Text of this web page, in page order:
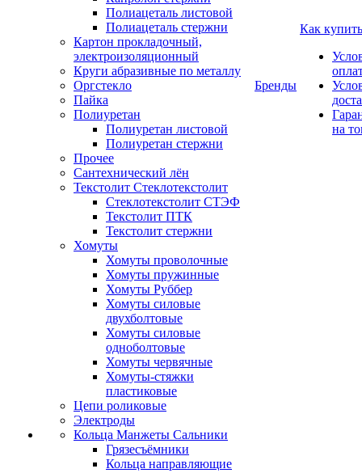
Полиацеталь листовой
Полиацеталь стержни
Картон прокладочный,
электроизоляционный
Круги абразивные по металлу
Оргстекло
Пайка
Полиуретан
Полиуретан листовой
Полиуретан стержни
Прочее
Сантехнический лён
Текстолит Стеклотекстолит
Стеклотекстолит СТЭФ
Текстолит ПТК
Текстолит стержни
Хомуты
Хомуты проволочные
Хомуты пружинные
Хомуты Руббер
Хомуты силовые
двухболтовые
Хомуты силовые
одноболтовые
Хомуты червячные
Хомуты-стяжки
пластиковые
Цепи роликовые
Электроды
Кольца Манжеты Сальники
Грязесъёмники
Кольца направляющие
Бренды
Как купить
на